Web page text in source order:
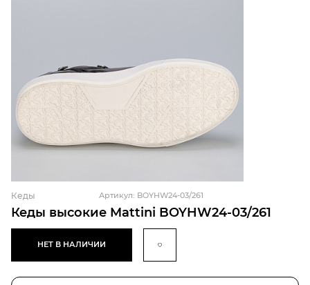
Кеды высокие Mattini BOYHW24-03/261
Кеды Артикул: BOYHW24-03/261
НЕТ В НАЛИЧИИ